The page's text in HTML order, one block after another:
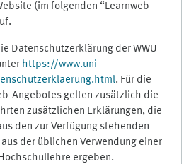
(im folgenden “Learnweb-
Datenschutzerklärung der WWU
https://www.uni-
. Für die
Angebotes gelten zusätzlich die
zusätzlichen Erklärungen, die
den zur Verfügung stehenden
der üblichen Verwendung einer
ergeben.